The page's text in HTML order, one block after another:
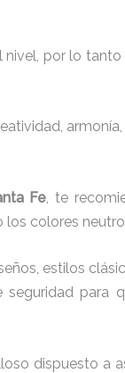
por lo tanto
Fe , te
los colores
estilos
para
dispuesto a